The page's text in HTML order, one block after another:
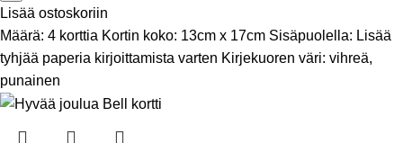
Lisää ostoskoriin
Määrä: 4 korttia Kortin koko: 13cm x 17cm Sisäpuolella: Lisää
tyhjää paperia kirjoittamista varten Kirjekuoren väri: vihreä,
punainen